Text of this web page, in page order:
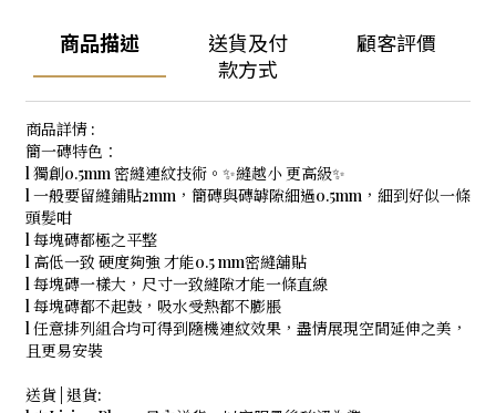
商品描述
送貨及付
款方式
顧客評價
商品詳情 :
簡一磚特色：
l 獨創0.5mm 密縫連紋技術。✨縫越小 更高級✨
l 一般要留縫鋪貼2mm，簡磚與磚罅隙細過0.5mm，細到好似一條
頭髮咁
l 每塊磚都極之平整
l 高低一致 硬度夠強 才能0.5 mm密縫舖貼
l 每塊磚一樣大，尺寸一致縫隙才能一條直線
l 每塊磚都不起鼓，吸水受熱都不膨脹
l 任意排列組合均可得到隨機連紋效果，盡情展現空間延伸之美，
且更易安裝
送貨 | 退貨: